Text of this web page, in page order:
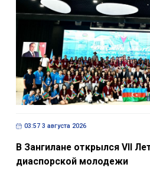
03:57 3 августа 2026
В Зангилане открылся VII
диаспорской молодежи